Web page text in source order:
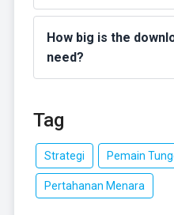
How big is the
need?
Tag
Strategi Pemain
Pertahanan Menara